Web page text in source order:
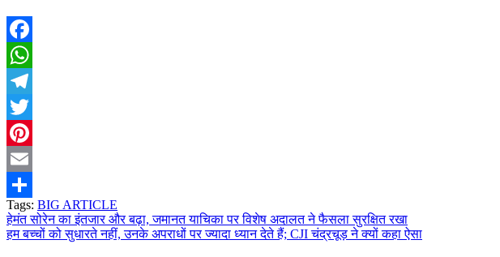
Facebook
WhatsApp
Telegram
Twitter
Pinterest
Email
Share
Tags: BIG ARTICLE
Post
navigation
हेमंत सोरेन का इंतजार और बढ़ा, जमानत याचिका पर विशेष अदालत ने फैसला सुरक्षित रखा
हम बच्चों को सुधारते नहीं, उनके अपराधों पर ज्यादा ध्यान देते हैं; CJI चंद्रचूड़ ने क्यों कहा ऐसा